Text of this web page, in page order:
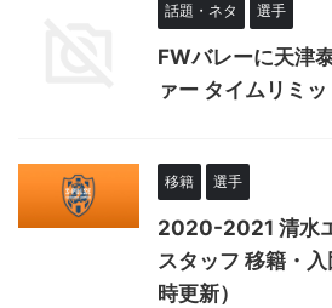
話題・ネタ 選手
FWバレーに天津
ァー タイムリミ
移籍 選手
2020-2021 清水
スタッフ 移籍・
時更新）